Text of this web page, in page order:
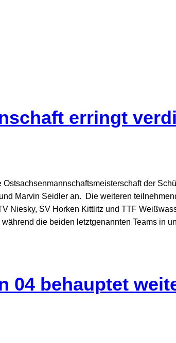
erringt
der
Marvin Seidler an. Die weiteren
Niesky, SV Horken Kittlitz und TTF
die beiden letztgenannten Teams in
04 behauptet